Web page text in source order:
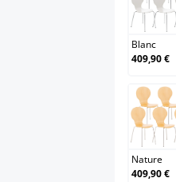
Blanc
409,90 €
Nature
409,90 €